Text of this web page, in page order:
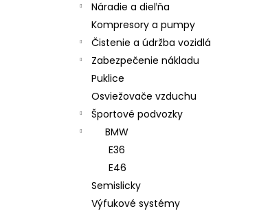
Náradie a dieľňa
Kompresory a pumpy
Čistenie a údržba vozidlá
Zabezpečenie nákladu
Puklice
Osviežovače vzduchu
Športové podvozky
BMW
E36
E46
Semislicky
Výfukové systémy